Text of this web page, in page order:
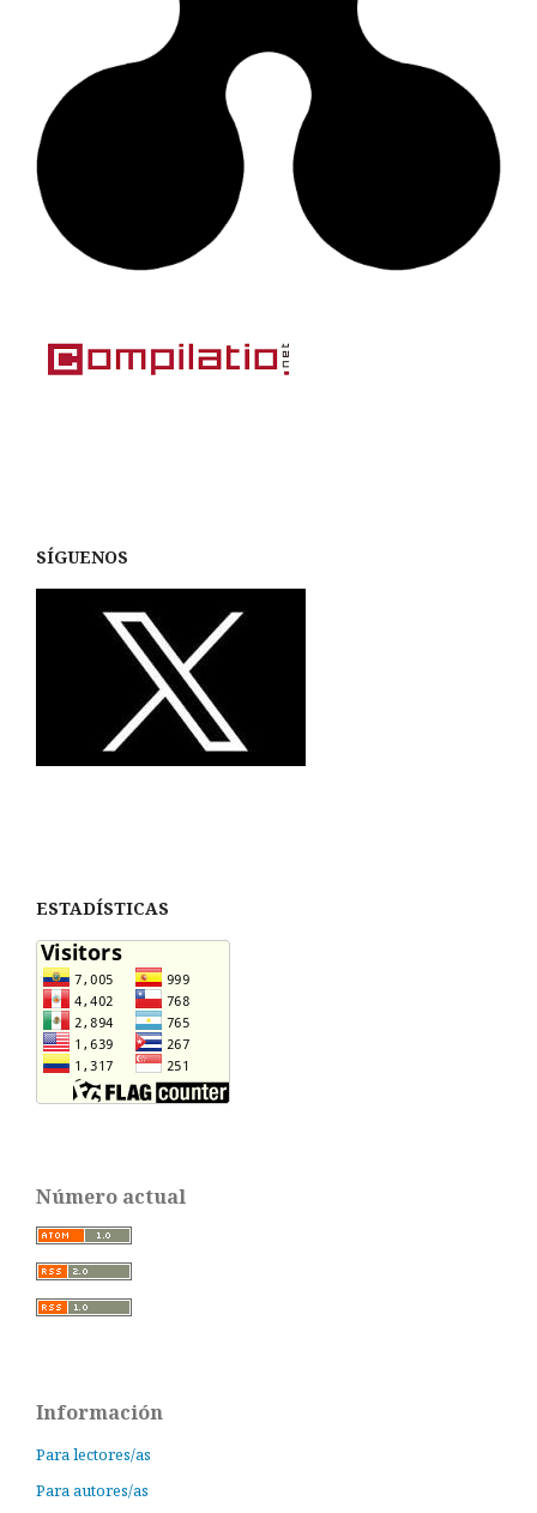
SÍGUENOS
ESTADÍSTICAS
Número actual
Información
Para lectores/as
Para autores/as